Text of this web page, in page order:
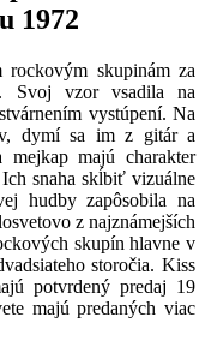
1972
skupinám za
Svoj vzor vsadila na
vystúpení. Na
dymí sa im z gitár a
majú charakter
snaha skĺbiť vizuálne
hudby zapôsobila na
z najznámejších
skupín hlavne v
storočia. Kiss
potvrdený predaj 19
majú predaných viac